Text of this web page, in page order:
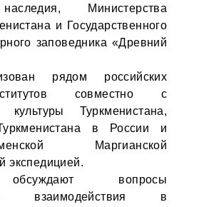
Министерства
и Государственного
заповедника «Древний
рядом российских
совместно с
культуры Туркменистана,
в России и
Маргианской
экспедицией.
обсуждают вопросы
взаимодействия в